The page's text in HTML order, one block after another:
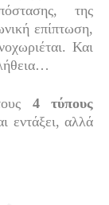
της
επίπτωση,
Και
4 τύπους
εντάξει, αλλά